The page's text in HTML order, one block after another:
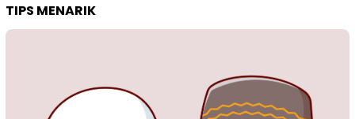
TIPS MENARIK